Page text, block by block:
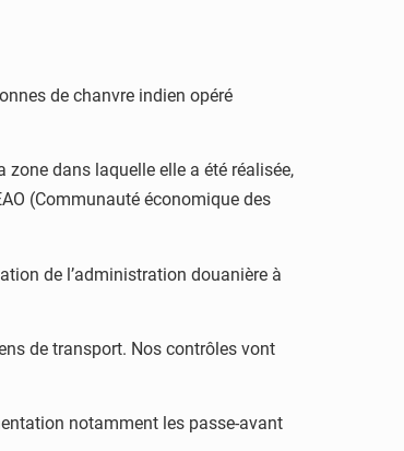
de chanvre indien opéré
dans laquelle elle a été réalisée,
(Communauté économique des
de l’administration douanière à
de transport. Nos contrôles vont
notamment les passe-avant